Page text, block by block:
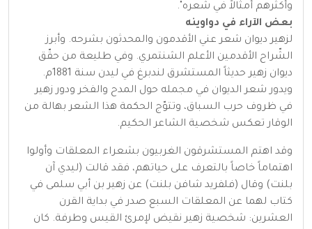
وأكثرهم أمثالاً في شعره".
بعض الآراء في دواوينه
لزهير ديوان شعر عني الأقدمون والمحدثون بشرحه. وأبرز
الشّراح الأقدمين الأعلم الشنتمري. وفي طليعة من حقّق
ديوان زهير حديثاً المستشرق لندبرغ في ليدن سنة 1881م.
ويدور شعر الديوان في مجمله حول المدح والفخر ودور زهير
في ظروف حرب السباق، وتتوّج الحكمة هذا الشعر بهالة من
الوقار تعكس شخصية الشاعر الحكيم.
وقد اهتم المستشرقون الغربيون بشعراء المعلقات وأولوا
اهتماماً خاصاً بالتعرف على حياتهم، فقد قالت (ليدي آن
بلنت) وقال (فلفريد شافن بلنت) عن زهير بن أبي سلمى في
كتاب لهما عن المعلقات السبع صدر في بداية القرن
العشرين: شخصية زهير نقيض لإمرئ القيس وطرفة. كان